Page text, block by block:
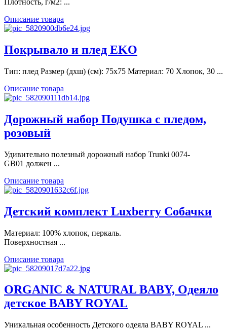
Плотность, г/м2: ...
Описание товара
Покрывало и плед EKO
Тип: плед Размер (дхш) (см): 75х75 Материал: 70 Хлопок, 30 ...
Описание товара
Дорожный набор Подушка с пледом,
розовый
Удивительно полезный дорожный набор Trunki 0074-
GB01 должен ...
Описание товара
Детский комплект Luxberry Собачки
Материал: 100% хлопок, перкаль.
Поверхностная ...
Описание товара
ORGANIC & NATURAL BABY, Одеяло
детское BABY ROYAL
Уникальная особенность Детского одеяла BABY ROYAL ...